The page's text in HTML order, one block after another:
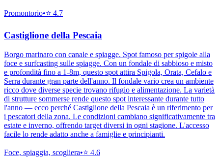
Promontorio•⭐ 4.7
Castiglione della Pescaia
Borgo marinaro con canale e spiagge. Spot famoso per spigole alla
foce e surfcasting sulle spiagge. Con un fondale di sabbioso e misto
e profondità fino a 1-8m, questo spot attira Spigola, Orata, Cefalo e
Serra durante gran parte dell'anno. Il fondale vario crea un ambiente
ricco dove diverse specie trovano rifugio e alimentazione. La varietà
di strutture sommerse rende questo spot interessante durante tutto
l'anno — ecco perché Castiglione della Pescaia è un riferimento per
i pescatori della zona. Le condizioni cambiano significativamente tra
estate e inverno, offrendo target diversi in ogni stagione. L'accesso
facile lo rende adatto anche a famiglie e principianti.
Foce, spiaggia, scogliera•⭐ 4.6